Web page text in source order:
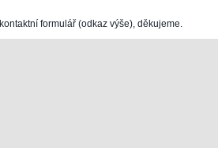
formulář (odkaz výše), děkujeme.